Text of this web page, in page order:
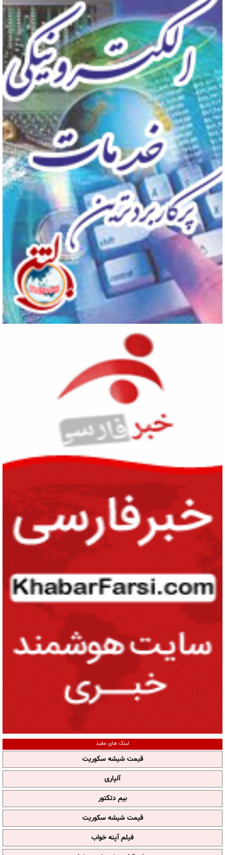
لینک های مفید
قیمت شیشه سکوریت
آلپاری
بیم دتکتور
قیمت شیشه سکوریت
فیلم آپنه خواب